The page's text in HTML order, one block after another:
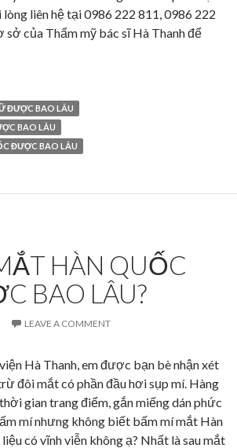
liên hệ tại 0986 222 811, 0986 222
sở của Thẩm mỹ bác sĩ Hà Thanh để
ĐƯỢC BAO LÂU
BAO LÂU
ĐƯỢC BAO LÂU
HÀN QUỐC
BAO LÂU?
LEAVE A COMMENT
Hà Thanh, em được bạn bè nhận xét
đôi mắt có phần đầu hơi sụp mí. Hàng
gian trang điểm, gắn miếng dán phức
mí nhưng không biết bấm mí mắt Hàn
có vĩnh viễn không ạ? Nhất là sau mắt